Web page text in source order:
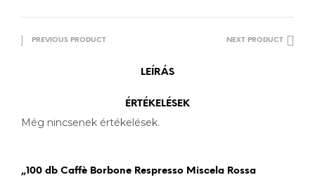
PREVIOUS PRODUCT NEXT PRODUCT
LEÍRÁS
ÉRTÉKELÉSEK
Még nincsenek értékelések.
„100 db Caffè Borbone Respresso Miscela Rossa